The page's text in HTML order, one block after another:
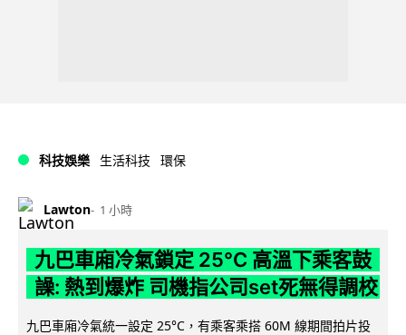
科技娛樂 生活科技 環保
Lawton 1 小時
九巴車廂冷氣鎖定 25°C 高溫下乘客鼓
譟: 熱到爆炸 司機指公司set死無得調校
九巴車廂冷氣統一設定 25°C，有乘客乘搭 60M 線期間拍片投